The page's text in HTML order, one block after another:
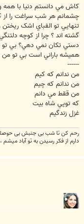
ت
کاش مي دانستم دنيا با
چشمانم هر شب سراغت را از
تنهايي تو الفباي اشک ريختن
گشته اند ؟ چرا از کوچه
دستي تکان نمي دهي؟ بي تو
هميشه باراني است بي تو من
------
من ندانم که کيم
من ندانم که چيم
من ققط مي دانم
که تويي شاه بيت
غزل زندگيم
رحم کن تا شب بی جنبش بی
دارم از فکر رسیدن به تو آباد میشم